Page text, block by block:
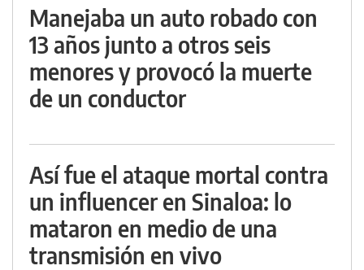
Manejaba un auto robado con
13 años junto a otros seis
menores y provocó la muerte
de un conductor
Así fue el ataque mortal contra
un influencer en Sinaloa: lo
mataron en medio de una
transmisión en vivo